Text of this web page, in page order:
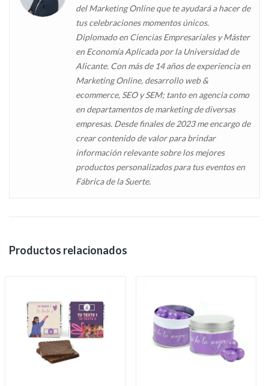
del Marketing Online que te ayudará a hacer de
tus celebraciones momentos únicos.
Diplomado en Ciencias Empresariales y Máster
en Economía Aplicada por la Universidad de
Alicante. Con más de 14 años de experiencia en
Marketing Online, desarrollo web &
ecommerce, SEO y SEM; tanto en agencia como
en departamentos de marketing de diversas
empresas. Desde finales de 2023 me encargo de
crear contenido de valor para brindar
información relevante sobre los mejores
productos personalizados para tus eventos en
Fábrica de la Suerte.
Productos relacionados